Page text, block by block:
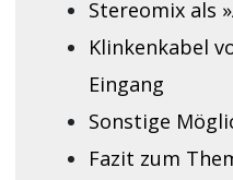
Stereomix als
Klinkenkabel
Eingang
Sonstige
Fazit zum